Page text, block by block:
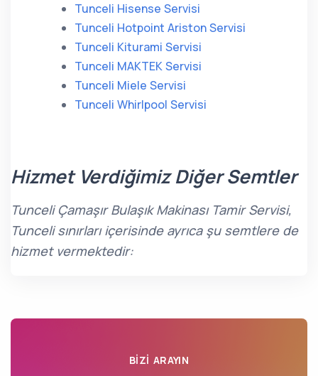
Tunceli Hisense Servisi
Tunceli Hotpoint Ariston Servisi
Tunceli Kiturami Servisi
Tunceli MAKTEK Servisi
Tunceli Miele Servisi
Tunceli Whirlpool Servisi
Hizmet Verdiğimiz Diğer Semtler
Tunceli Çamaşır Bulaşık Makinası Tamir Servisi,
Tunceli sınırları içerisinde ayrıca şu semtlere de
hizmet vermektedir:
BIZI ARAYIN